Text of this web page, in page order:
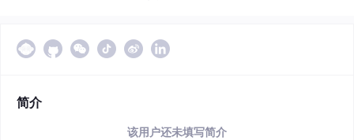
简介
该用户还未填写简介